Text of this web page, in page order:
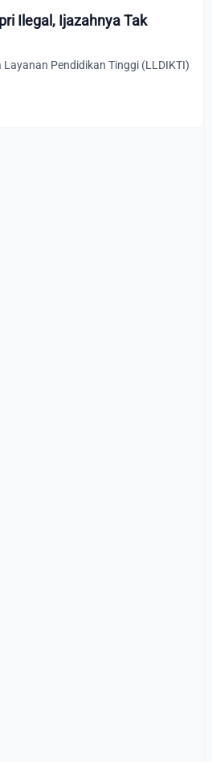
Ilegal, Ijazahnya Tak
Layanan Pendidikan Tinggi (LLDIKTI)